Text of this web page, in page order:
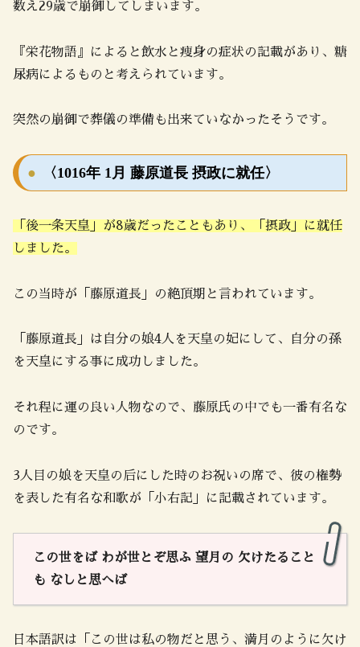
数え29歳で崩御してしまいます。
『栄花物語』によると飲水と痩身の症状の記載があり、糖
尿病によるものと考えられています。
突然の崩御で葬儀の準備も出来ていなかったそうです。
〈1016年 1月 藤原道長 摂政に就任〉
「後一条天皇」が8歳だったこともあり、「摂政」に就任
しました。
この当時が「藤原道長」の絶頂期と言われています。
「藤原道長」は自分の娘4人を天皇の妃にして、自分の孫
を天皇にする事に成功しました。
それ程に運の良い人物なので、藤原氏の中でも一番有名な
のです。
3人目の娘を天皇の后にした時のお祝いの席で、彼の権勢
を表した有名な和歌が「小右記」に記載されています。
この世をば わが世とぞ思ふ 望月の 欠けたること
も なしと思へば
日本語訳は「この世は私の物だと思う、満月のように欠け